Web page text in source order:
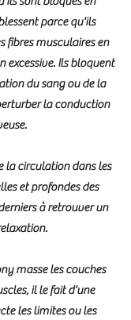
parce qu'ils
fibres musculaires en
excessive. Ils bloquent
du sang ou de la
la conduction
la circulation dans les
et profondes des
à retrouver un
masse les couches
il le fait d'une
les limites ou les